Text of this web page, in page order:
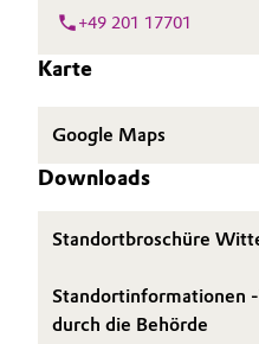
Metals & Mining
Oil & Gas,
Personal Care & Beauty
+49 201 17701
Karte
Google Maps
Downloads
Standortbroschüre
Standortinformationen
durch die Behörde